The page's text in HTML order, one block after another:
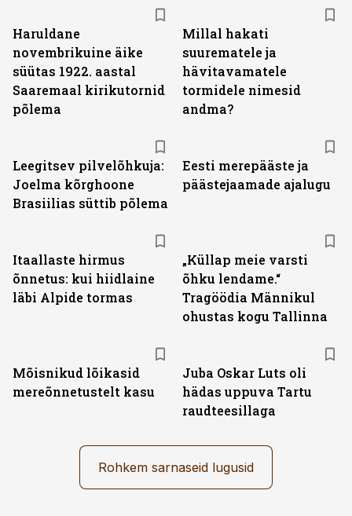
Haruldane
novembrikuine äike
süütas 1922. aastal
Saaremaal kirikutornid
põlema
Millal hakati
suurematele ja
hävitavamatele
tormidele nimesid
andma?
Leegitsev pilvelõhkuja:
Joelma kõrghoone
Brasiilias süttib põlema
Eesti merepääste ja
päästejaamade ajalugu
Itaallaste hirmus
õnnetus: kui hiidlaine
läbi Alpide tormas
„Küllap meie varsti
õhku lendame.“
Tragöödia Männikul
ohustas kogu Tallinna
Mõisnikud lõikasid
mereõnnetustelt kasu
Juba Oskar Luts oli
hädas uppuva Tartu
raudteesillaga
Rohkem sarnaseid lugusid